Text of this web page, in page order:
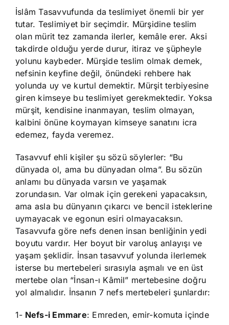
İslâm Tasavvufunda da teslimiyet önemli bir yer
tutar. Teslimiyet bir seçimdir. Mürşidine teslim
olan mürit tez zamanda ilerler, kemâle erer. Aksi
takdirde olduğu yerde durur, itiraz ve şüpheyle
yolunu kaybeder. Mürşide teslim olmak demek,
nefsinin keyfine değil, önündeki rehbere hak
yolunda uy ve kurtul demektir. Mürşit terbiyesine
giren kimseye bu teslimiyet gerekmektedir. Yoksa
mürşit, kendisine inanmayan, teslim olmayan,
kalbini önüne koymayan kimseye sanatını icra
edemez, fayda veremez.
Tasavvuf ehli kişiler şu sözü söylerler: “Bu
dünyada ol, ama bu dünyadan olma”. Bu sözün
anlamı bu dünyada varsın ve yaşamak
zorundasın. Var olmak için gerekeni yapacaksın,
ama asla bu dünyanın çıkarcı ve bencil isteklerine
uymayacak ve egonun esiri olmayacaksın.
Tasavvufa göre nefs denen insan benliğinin yedi
boyutu vardır. Her boyut bir varoluş anlayışı ve
yaşam şeklidir. İnsan tasavvuf yolunda ilerlemek
isterse bu mertebeleri sırasıyla aşmalı ve en üst
mertebe olan “İnsan-ı Kâmil” mertebesine doğru
yol almalıdır. İnsanın 7 nefs mertebeleri şunlardır:
1- Nefs-i Emmare: Emreden, emir-komuta içinde